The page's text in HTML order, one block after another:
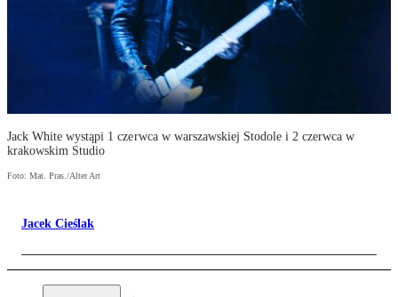
Jack White wystąpi 1 czerwca w warszawskiej Stodole i 2 czerwca w
krakowskim Studio
Foto: Mat. Pras./Alter Art
Jacek Cieślak